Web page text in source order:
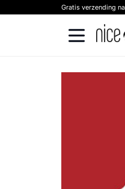
Gratis verzending